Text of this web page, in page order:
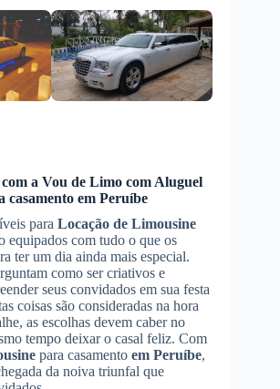
a Vou de Limo com Aluguel
casamento em Peruíbe
para Locação de Limousine
equipados com tudo o que os
ter um dia ainda mais especial.
como ser criativos e
seus convidados em sua festa
coisas são consideradas na hora
as escolhas devem caber no
tempo deixar o casal feliz. Com
para casamento em Peruíbe,
da noiva triunfal que